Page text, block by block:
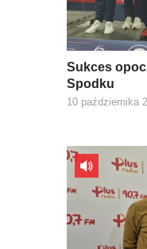
Sukces
Spodku
10 października